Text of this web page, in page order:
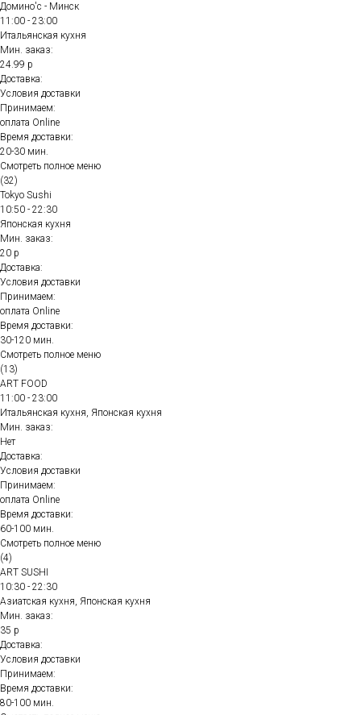
Домино'с - Минск
11:00 - 23:00
Итальянская кухня
Мин. заказ:
24.99 р
Доставка:
Условия доставки
Принимаем:
оплата Online
Время доставки:
20-30 мин.
Смотреть полное меню
(32)
Tokyo Sushi
10:50 - 22:30
Японская кухня
Мин. заказ:
20 р
Доставка:
Условия доставки
Принимаем:
оплата Online
Время доставки:
30-120 мин.
Смотреть полное меню
(13)
ART FOOD
11:00 - 23:00
Итальянская кухня, Японская кухня
Мин. заказ:
Нет
Доставка:
Условия доставки
Принимаем:
оплата Online
Время доставки:
60-100 мин.
Смотреть полное меню
(4)
ART SUSHI
10:30 - 22:30
Азиатская кухня, Японская кухня
Мин. заказ:
35 р
Доставка:
Условия доставки
Принимаем:
Время доставки:
80-100 мин.